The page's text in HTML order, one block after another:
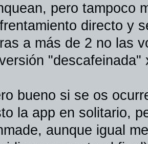
pero tampoco
directo y
a más de 2 no las
"descafeinada"
bueno si se os
la app en solitario,
aunque igual